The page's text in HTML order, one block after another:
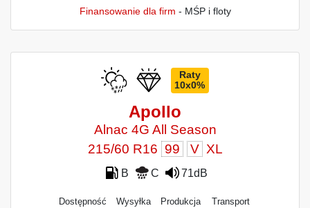
Finansowanie dla firm - MŚP i floty
Raty
10x0%
Apollo
Alnac 4G All Season
215/60 R16 99 V XL
B C 71dB
Dostępność Wysyłka Produkcja Transport